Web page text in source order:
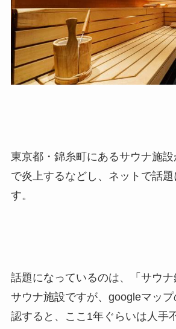
東京都・錦糸町にあるサウナ施設
で炎上するなどし、ネットで話題
す。
話題になっているのは、「サウナ
サウナ施設ですが、googleマッ
認すると、ここ1年ぐらいは人手